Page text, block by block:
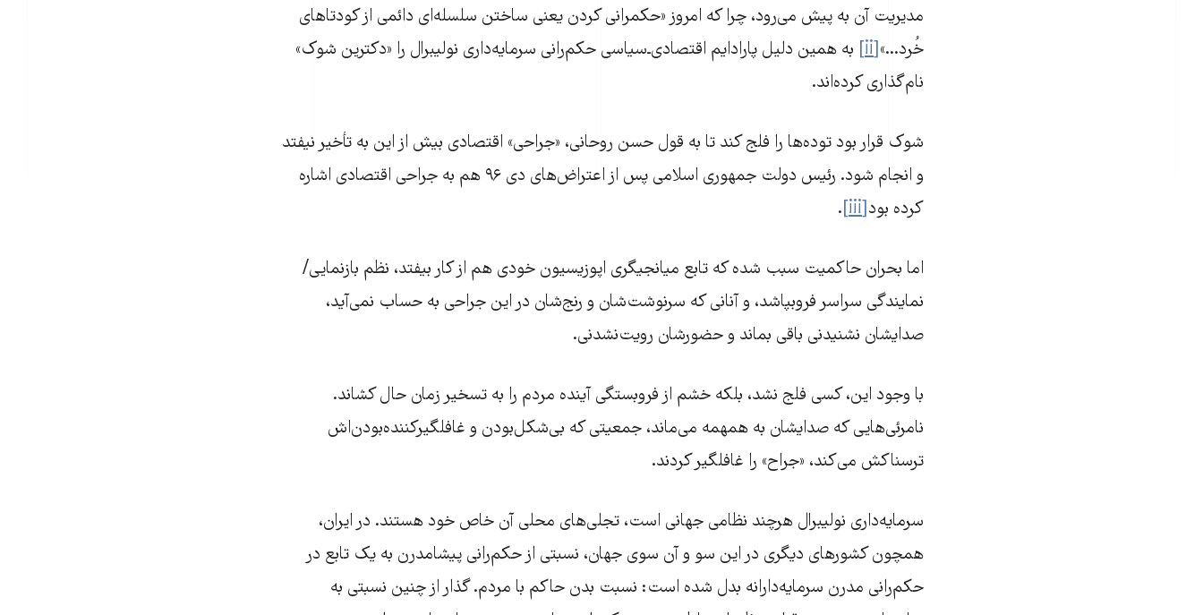
مدیریت آن به پیش می‌رود، چرا که امروز «حکمرانی کردن یعنی ساختن سلسله‌ای دائمی از کودتاهای
خُرد...»[ii]
به همین دلیل پارادایم اقتصادی‌ـ‌سیاسی حکم‌رانی سرمایه‌داری نولیبرال را «دکترین شوک»
نام‌گذاری کرده‌اند.
شوک قرار بود توده‌ها را فلج کند تا به قول حسن روحانی، «جراحی» اقتصادی بیش از این به تأخیر نیفتد
و انجام شود. رئیس دولت جمهوری اسلامی پس از اعتراض‌های دی ۹۶ هم به جراحی اقتصادی اشاره
کرده بود[iii]
.
اما بحران حاکمیت سبب شده که تابع میانجیگری اپوزیسیون خودی هم از کار بیفتد،‌ نظم بازنمایی/
نمایندگی سراسر فروبپاشد، و آنانی که سرنوشت‌شان و رنج‌شان در این جراحی به حساب نمی‌آید،
صدایشان نشنیدنی باقی بماند و حضورشان رویت‌نشدنی.
با وجود این،‌ کسی فلج نشد، بلکه خشم از فروبستگی آینده مردم را به تسخیر زمان حال کشاند.
نامرئی‌هایی که صدایشان به همهمه می‌ماند، جمعیتی که بی‌شکل‌بودن و غافلگیرکننده‌بودن‌اش
ترسناکش می‌کند، «جراح» را غافلگیر کردند.
سرمایه‌داری نولیبرال هرچند نظامی جهانی است، تجلی‌های محلی آن خاص خود هستند. در ایران،‌
همچون کشورهای دیگری در این سو و آن سوی جهان،‌ نسبتی از حکم‌رانی پیشامدرن به یک تابع در
حکم‌رانی مدرن سرمایه‌دارانه بدل شده است: نسبت بدن حاکم با مردم. گذار از چنین نسبتی به